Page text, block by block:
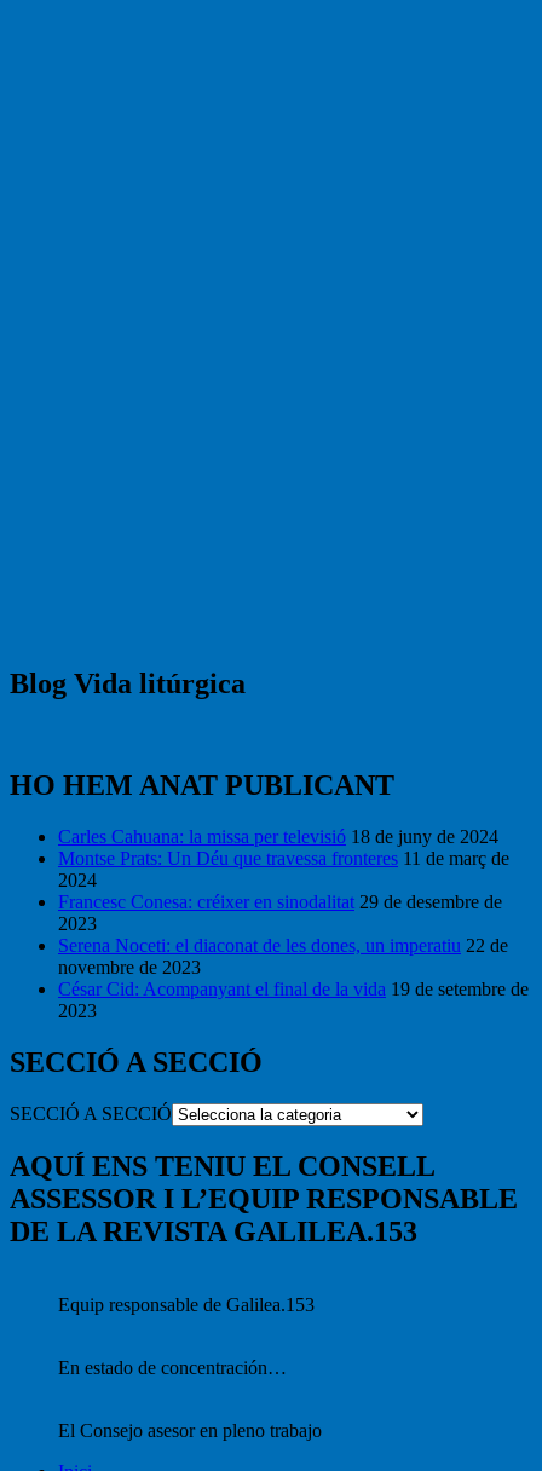
Blog Vida litúrgica
HO HEM ANAT PUBLICANT
Carles Cahuana: la missa per televisió 18 de juny de 2024
Montse Prats: Un Déu que travessa fronteres 11 de març de
2024
Francesc Conesa: créixer en sinodalitat 29 de desembre de
2023
Serena Noceti: el diaconat de les dones, un imperatiu 22 de
novembre de 2023
César Cid: Acompanyant el final de la vida 19 de setembre de
2023
SECCIÓ A SECCIÓ
SECCIÓ A SECCIÓ
AQUÍ ENS TENIU EL CONSELL
ASSESSOR I L’EQUIP RESPONSABLE
DE LA REVISTA GALILEA.153
Equip responsable de Galilea.153
En estado de concentración…
El Consejo asesor en pleno trabajo